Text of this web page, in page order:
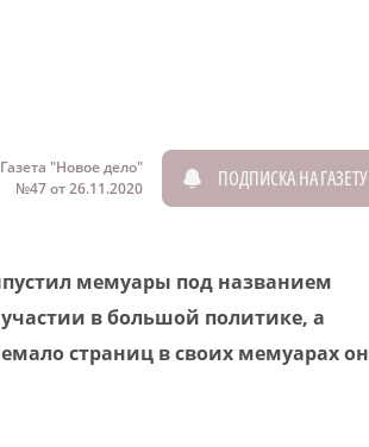
Газета "Новое дело"
№47 от 26.11.2020
ПОДПИСКА НА ГАЗЕТУ
мемуары под названием
в большой политике, а
страниц в своих мемуарах он